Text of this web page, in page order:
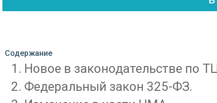
Содержание
Новое в законодательстве по
Федеральный закон 325-ФЗ.